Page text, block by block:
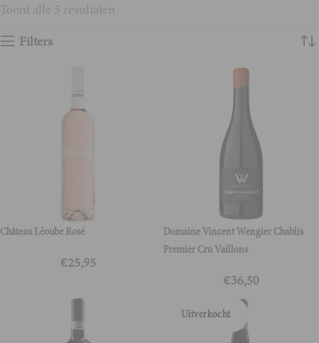
Toont alle 5 resultaten
Filters
Château Léoube Rosé
€25,95
Domaine Vincent Wengier Chablis
Premier Cru Vaillons
€36,50
Uitverkocht